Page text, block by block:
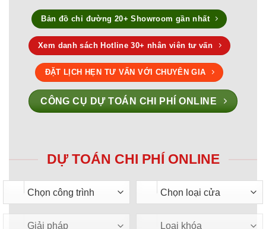
Bản đồ chỉ đường 20+ Showroom gần nhất
Xem danh sách Hotline 30+ nhân viên tư vấn
ĐẶT LỊCH HẸN TƯ VẤN VỚI CHUYÊN GIA
CÔNG CỤ DỰ TOÁN CHI PHÍ ONLINE
DỰ TOÁN CHI PHÍ ONLINE